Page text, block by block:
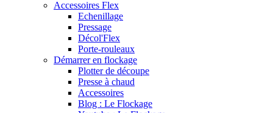
Accessoires Flex
Echenillage
Pressage
Décol'Flex
Porte-rouleaux
Démarrer en flockage
Plotter de découpe
Presse à chaud
Accessoires
Blog : Le Flockage